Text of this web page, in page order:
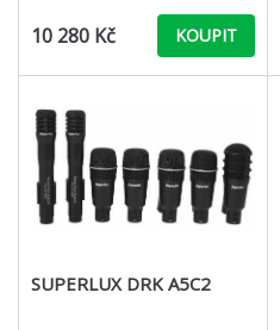
10 280 Kč KOUPIT
SUPERLUX DRK A5C2